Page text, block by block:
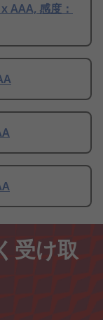
AAA, 感度：
受け取